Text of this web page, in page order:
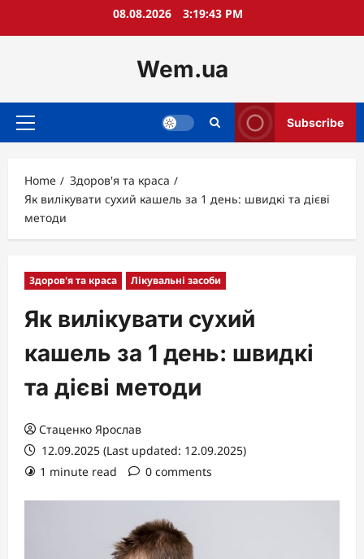
08.08.2026 3:19:44 PM
Wem.ua
Primary
Subscribe
Home
Здоров'я та краса
Як вилікувати сухий кашель за 1 день: швидкі та дієві
методи
Здоров'я та краса Лікувальні засоби
Як вилікувати сухий
кашель за 1 день: швидкі
та дієві методи
Стаценко Ярослав
12.09.2025 (Last updated: 12.09.2025)
1 minute read
0 comments